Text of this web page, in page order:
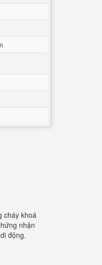
cháy khoá
nhận
động.